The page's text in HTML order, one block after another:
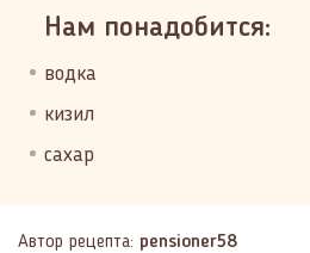
Нам понадобится:
водка
кизил
сахар
Автор рецепта: pensioner58